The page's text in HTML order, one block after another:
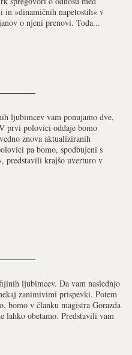
in »dinamičnih napetostih« v
o njeni prenovi. Toda...
ljubimcev vam ponujamo dve,
prvi polovici oddaje bomo
znova aktualiziranih
pa bomo, spodbujeni s
predstavili krajšo uverturo v
ljubimcev. Da vam naslednjo
zanimivimi prispevki. Potem
bomo v članku magistra Gorazda
lahko obetamo. Predstavili vam